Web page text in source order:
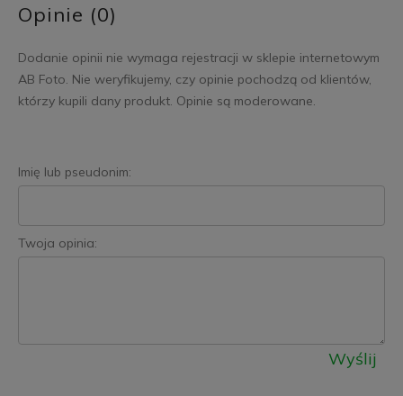
Opinie (0)
Dodanie opinii nie wymaga rejestracji w sklepie internetowym
AB Foto. Nie weryfikujemy, czy opinie pochodzą od klientów,
którzy kupili dany produkt. Opinie są moderowane.
Imię lub pseudonim:
Twoja opinia:
Wyślij